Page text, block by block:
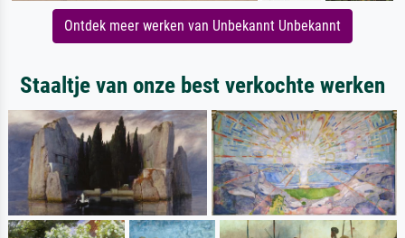
Ontdek meer werken van Unbekannt Unbekannt
Staaltje van onze best verkochte werken